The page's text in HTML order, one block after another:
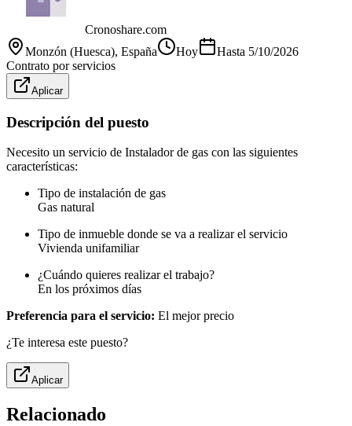
Cronoshare.com
Monzón (Huesca), España Hoy Hasta 5/10/2026
Contrato por servicios
Aplicar
Descripción del puesto
Necesito un servicio de Instalador de gas con las siguientes
características:
Tipo de instalación de gas
Gas natural
Tipo de inmueble donde se va a realizar el servicio
Vivienda unifamiliar
¿Cuándo quieres realizar el trabajo?
En los próximos días
Preferencia para el servicio: El mejor precio
¿Te interesa este puesto?
Aplicar
Relacionado